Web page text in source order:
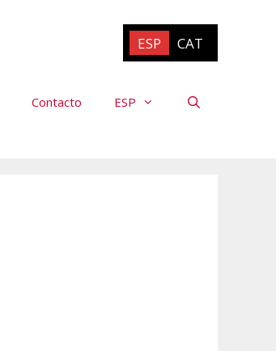
ESP CAT
Contacto ESP